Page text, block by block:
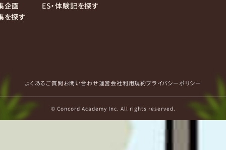
企画
を探す
ES・体験記を探す
よくあるご質問お問い合わせ運営会社利用規約プライバシーポリシー
© Concord Academy Inc. All rights reserved.